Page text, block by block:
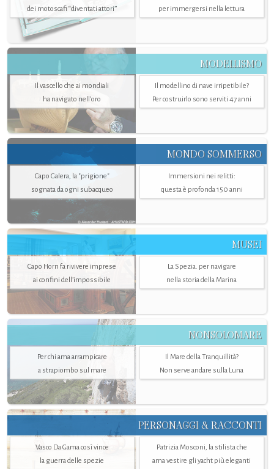
dei motoscafi “diventati attori”
per immergersi nella lettura
MODELLISMO
Il vascello che ai mondiali
ha navigato nell’oro
Il modellino di nave irripetibile?
Per costruirlo sono serviti 47 anni
MONDO SOMMERSO
Capo Galera, la "prigione"
sognata da ogni subacqueo
Immersioni nei relitti:
questa è profonda 150 anni
MUSEI
Capo Horn fa rivivere imprese
ai confini dell’impossibile
La Spezia. per navigare
nella storia della Marina
NONSOLOMARE
Per chi ama arrampicare
a strapiombo sul mare
Il Mare della Tranquillità?
Non serve andare sulla Luna
PERSONAGGI & RACCONTI
Vasco Da Gama così vince
la guerra delle spezie
Patrizia Mosconi, la stilista che
ama vestire gli yacht più eleganti